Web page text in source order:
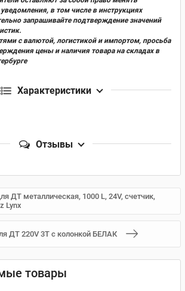
уведомления, в том числе в инструкциях
запрашивайте подтверждение значений
с валютой, логистикой и импортом, просьба
цены и наличия товара на складах в
Характеристики
Отзывы
ДТ металлическая, 1000 L, 24V, счетчик,
Lynx
ДТ 220V 3T с колонкой БЕЛАК
товары